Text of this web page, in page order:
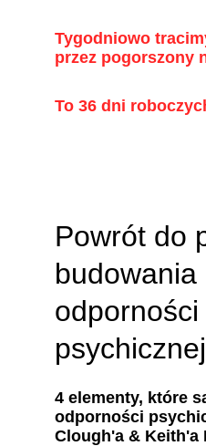
Tygodniowo
przez pogorszony
To 36 dni
Powrót do
budowania
odporności
psychicznej
4 elementy, które
odporności
Clough'a & Keith'a